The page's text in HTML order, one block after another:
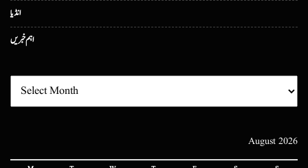
انڈیا
اہم خبریں
August 2026